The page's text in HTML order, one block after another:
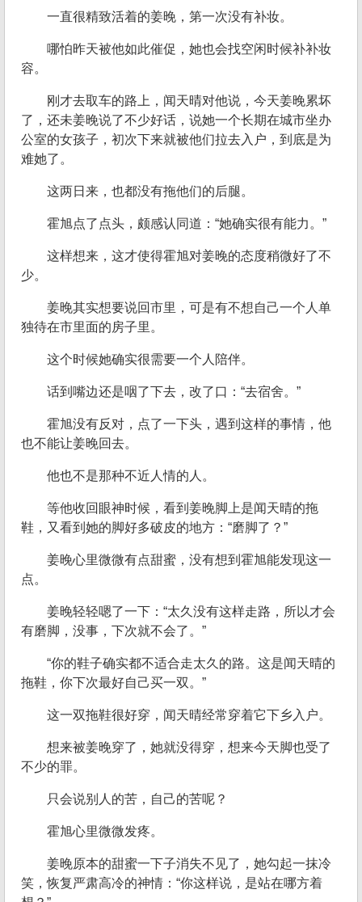
一直很精致活着的姜晚，第一次没有补妆。
哪怕昨天被他如此催促，她也会找空闲时候补补妆
容。
刚才去取车的路上，闻天晴对他说，今天姜晚累坏
了，还未姜晚说了不少好话，说她一个长期在城市坐办
公室的女孩子，初次下来就被他们拉去入户，到底是为
难她了。
这两日来，也都没有拖他们的后腿。
霍旭点了点头，颇感认同道：“她确实很有能力。”
这样想来，这才使得霍旭对姜晚的态度稍微好了不
少。
姜晚其实想要说回市里，可是有不想自己一个人单
独待在市里面的房子里。
这个时候她确实很需要一个人陪伴。
话到嘴边还是咽了下去，改了口：“去宿舍。”
霍旭没有反对，点了一下头，遇到这样的事情，他
也不能让姜晚回去。
他也不是那种不近人情的人。
等他收回眼神时候，看到姜晚脚上是闻天晴的拖
鞋，又看到她的脚好多破皮的地方：“磨脚了？”
姜晚心里微微有点甜蜜，没有想到霍旭能发现这一
点。
姜晚轻轻嗯了一下：“太久没有这样走路，所以才会
有磨脚，没事，下次就不会了。”
“你的鞋子确实都不适合走太久的路。这是闻天晴的
拖鞋，你下次最好自己买一双。”
这一双拖鞋很好穿，闻天晴经常穿着它下乡入户。
想来被姜晚穿了，她就没得穿，想来今天脚也受了
不少的罪。
只会说别人的苦，自己的苦呢？
霍旭心里微微发疼。
姜晚原本的甜蜜一下子消失不见了，她勾起一抹冷
笑，恢复严肃高冷的神情：“你这样说，是站在哪方着